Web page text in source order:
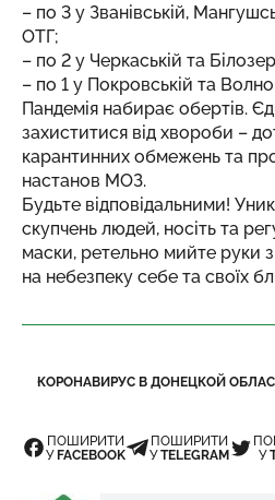
– по 3 у Званівській,
ОТГ;
– по 2 у Черкаській та
– по 1 у Покровській та
Пандемія набирає обертів.
захиститися від хвороби –
карантинних обмежень та
настанов МОЗ.
Будьте відповідальними!
скупчень людей, носіть та
маски, ретельно мийте руки
на небезпеку себе та своїх
КОРОНАВИРУС В ДОНЕЦКОЙ
ПОШИРИТИ
У FACEBOOK
ПОШИРИТИ
УTELEGRAM
У